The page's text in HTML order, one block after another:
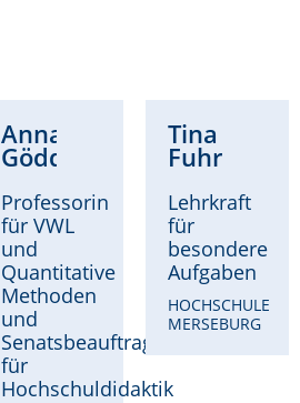
Anna
Göddeke
Professorin
für VWL
und
Quantitative
Methoden
und
Senatsbeauftragte
für
Hochschuldidaktik
Tina
Fuhrmann
Lehrkraft
für
besondere
Aufgaben
HOCHSCHULE
MERSEBURG